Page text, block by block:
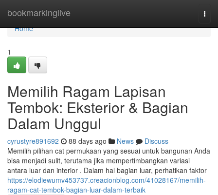
bookmarkinglive
Home
Home
1
Memilih Ragam Lapisan
Tembok: Eksterior & Bagian
Dalam Unggul
cyrustyre891692 88 days ago News
Discuss
Memilih pilihan cat permukaan yang sesuai untuk bangunan Anda
bisa menjadi sulit, terutama jika mempertimbangkan variasi
antara luar dan interior . Dalam hal bagian luar, perhatikan faktor
https://elodiewumv453737.creacionblog.com/41028167/memilih-
ragam-cat-tembok-bagian-luar-dalam-terbaik